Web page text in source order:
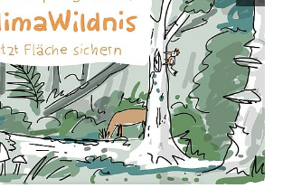
o
p
y
r
i
g
h
t
I
n
f
o
r